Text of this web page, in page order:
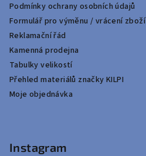
Podmínky ochrany osobních údajů
Formulář pro výměnu / vrácení zboží
Reklamační řád
Kamenná prodejna
Tabulky velikostí
Přehled materiálů značky KILPI
Moje objednávka
Instagram